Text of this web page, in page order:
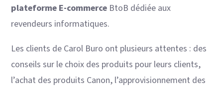
plateforme E-commerce BtoB dédiée aux
revendeurs informatiques.
Les clients de Carol Buro ont plusieurs attentes : des
conseils sur le choix des produits pour leurs clients,
l’achat des produits Canon, l’approvisionnement des